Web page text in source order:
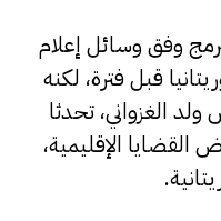
وفق وسائل إعلام
قبل فترة، لكنه
الغزواني، تحدثا
القضايا الإقليمية،